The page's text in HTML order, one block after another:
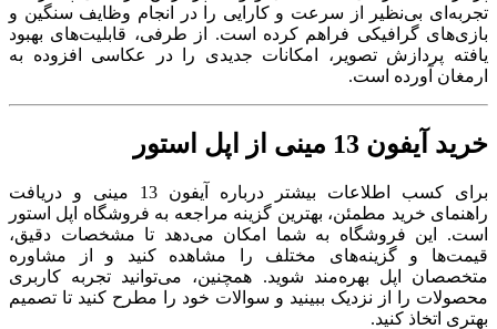
تجربه‌ای بی‌نظیر از سرعت و کارایی را در انجام وظایف سنگین و
بازی‌های گرافیکی فراهم کرده است. از طرفی، قابلیت‌های بهبود
یافته پردازش تصویر، امکانات جدیدی را در عکاسی افزوده به
ارمغان آورده است.
خرید آیفون 13 مینی از اپل استور
برای کسب اطلاعات بیشتر درباره آیفون 13 مینی و دریافت
راهنمای خرید مطمئن، بهترین گزینه مراجعه به فروشگاه اپل استور
است. این فروشگاه به شما امکان می‌دهد تا مشخصات دقیق،
قیمت‌ها و گزینه‌های مختلف را مشاهده کنید و از مشاوره
متخصصان اپل بهره‌مند شوید. همچنین، می‌توانید تجربه کاربری
محصولات را از نزدیک ببینید و سوالات خود را مطرح کنید تا تصمیم
بهتری اتخاذ کنید.